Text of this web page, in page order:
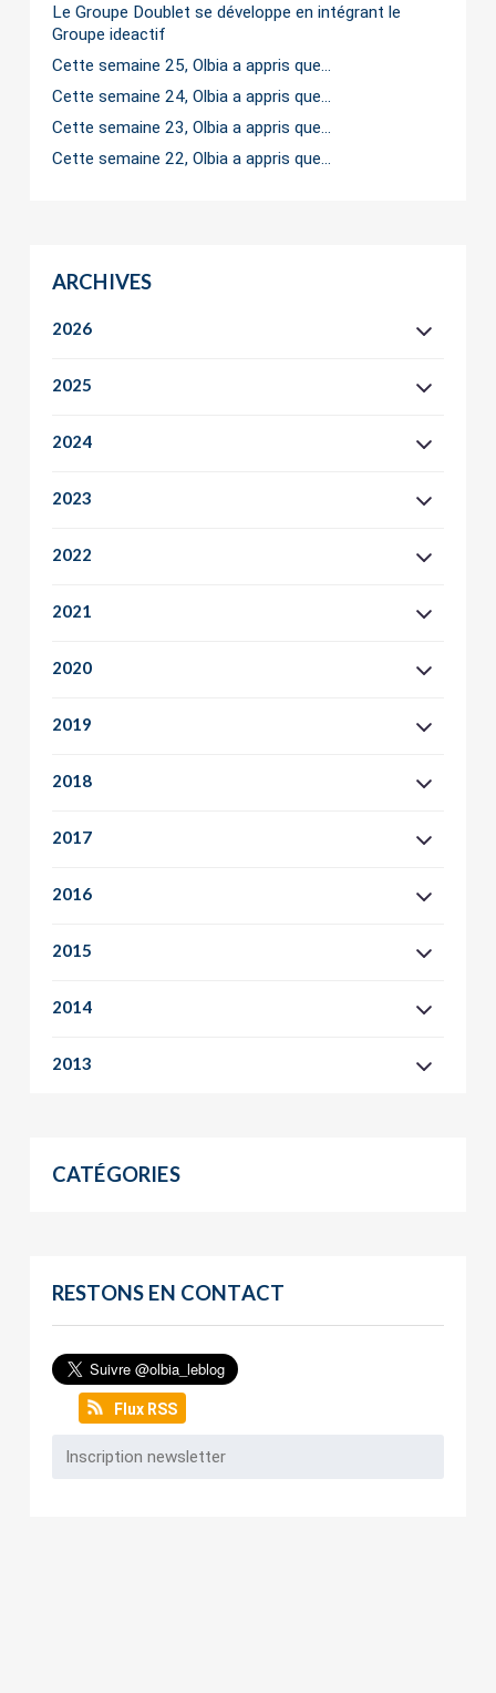
Le Groupe Doublet se développe en intégrant le
Groupe ideactif
Cette semaine 25, Olbia a appris que…
Cette semaine 24, Olbia a appris que…
Cette semaine 23, Olbia a appris que…
Cette semaine 22, Olbia a appris que…
ARCHIVES
2026
2025
2024
2023
2022
2021
2020
2019
2018
2017
2016
2015
2014
2013
CATÉGORIES
RESTONS EN CONTACT
Flux RSS